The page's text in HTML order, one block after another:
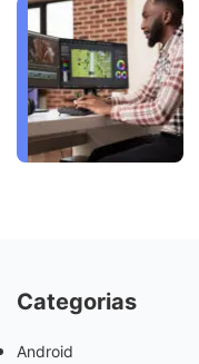
Categorias
Android